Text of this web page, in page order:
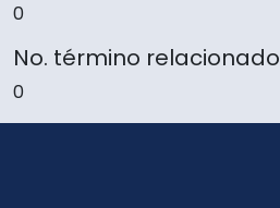
0
No. término relacionado
0